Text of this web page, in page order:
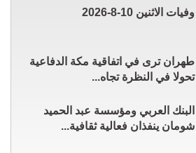
وفيات الاثنين 10-8-2026
طهران ترى في اتفاقية مكة الدفاعية
تحولا في النظرة تجاه...
البنك العربي ومؤسسة عبد الحميد
شومان ينفذان فعالية ثقافية...